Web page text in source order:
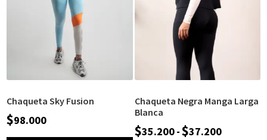
Chaqueta Sky Fusion
$98.000
Chaqueta Negra Manga Larga
Blanca
$35.200-$37.200